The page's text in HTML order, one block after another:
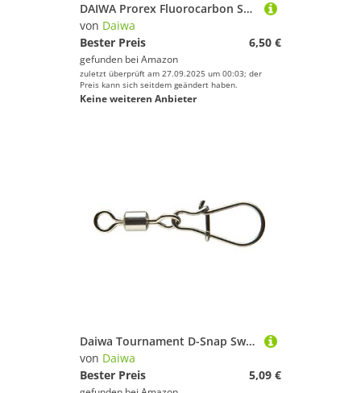
DAIWA Prorex Fluorocarbon Super Soft 50m 0 26mm 4.8kg / 10 58lbs transparent Vorfach Angelschnur 12995-026
von Daiwa
Bester Preis
6,50 €
gefunden bei Amazon
zuletzt überprüft am 27.09.2025 um 00:03; der
Preis kann sich seitdem geändert haben.
Keine weiteren Anbieter
Daiwa Tournament D-Snap Swivel W 5 Wirbel
von Daiwa
Bester Preis
5,09 €